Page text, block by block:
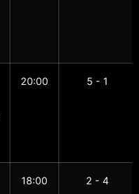
20:00 5 - 1
18:00 2 - 4